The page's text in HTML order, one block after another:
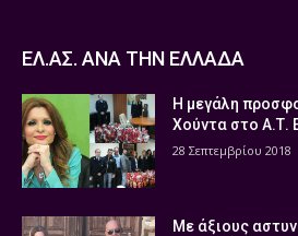
ΕΛ.ΑΣ. ΑΝΑ ΤΗΝ ΕΛΛΑΔΑ
Η μεγάλη
Χούντα στο Α.Τ.
28 Σεπτεμβρίου 2018
Με άξιους